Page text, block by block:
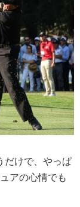
だけで、やっぱ
アの心情でも